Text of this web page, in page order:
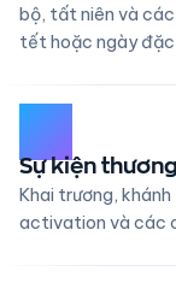
bộ, tất niên và các
tết hoặc ngày
02
Sự kiện
Khai trương,
activation và các